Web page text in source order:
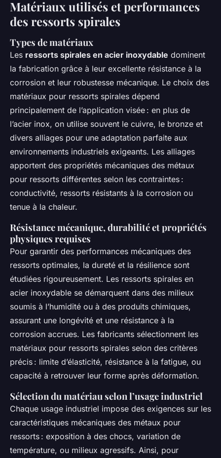
Matériaux utilisés et performances
des ressorts spirales
Types de matériaux
Les ressorts spirales en acier inoxydable dominent
la fabrication grâce à leur excellente résistance à la
corrosion et leur robustesse mécanique. Le choix des
matériaux pour ressorts spirales dépend
principalement de l’application visée : en plus de
l’acier inox, on utilise souvent le cuivre, le bronze et
divers alliages pour une adaptation parfaite aux
environnements industriels exigeants. Les alliages
apportent des propriétés mécaniques des métaux
pour ressorts différentes selon les contraintes :
conductivité, ressorts résistants à la corrosion ou
tenue à la chaleur.
Résistance mécanique, durabilité et propriétés
physiques requises
Pour garantir des performances mécaniques des
ressorts optimales, la dureté et la résilience sont
étudiées rigoureusement. Les ressorts spirales en
acier inoxydable se démarquent dans des milieux
soumis à l’humidité ou à des produits chimiques,
assurant une longévité et une résistance à la
corrosion accrues. Les fabricants sélectionnent les
matériaux pour ressorts spirales selon des critères
précis : limite d’élasticité, résistance à la fatigue, ou
capacité à retrouver leur forme après déformation.
Sélection du matériau selon l’usage industriel
Chaque usage industriel impose des exigences sur les
caractéristiques mécaniques des métaux pour
ressorts : exposition à des chocs, variation de
température, ou milieux agressifs. Ainsi, pour